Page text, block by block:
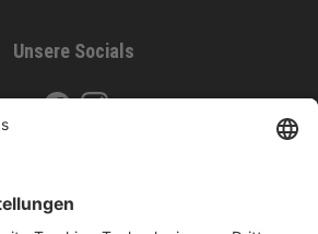
Unsere Socials